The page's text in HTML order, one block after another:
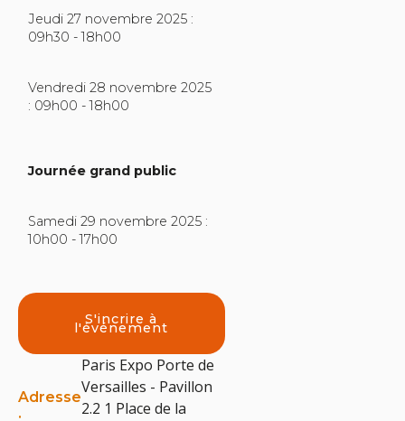
Jeudi 27 novembre 2025 :
09h30 - 18h00
Vendredi 28 novembre 2025
: 09h00 - 18h00
Journée grand public
Samedi 29 novembre 2025 :
10h00 - 17h00
S'incrire à
l'événement
Adresse
Paris Expo Porte de
Versailles - Pavillon
2.2 1 Place de la